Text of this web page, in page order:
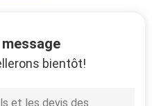
bientôt!